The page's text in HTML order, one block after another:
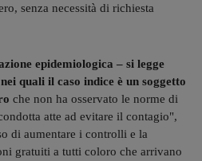
senza necessità di richiesta
epidemiologica – si legge
quali il caso indice è un soggetto
che non ha osservato le norme di
atte ad evitare il contagio",
di aumentare i controlli e la
gratuiti a tutti coloro che arrivano